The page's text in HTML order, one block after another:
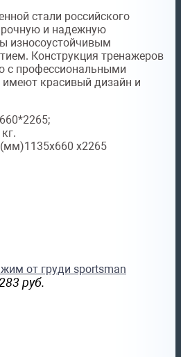
стали российского
и надежную
износоустойчивым
Конструкция тренажеров
с профессиональными
красивый дизайн и
1135x660 x2265
от груди sportsman
руб.